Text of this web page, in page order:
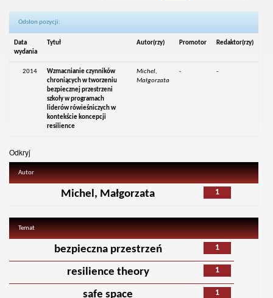
Odsłon pozycji:
Data
wydania
Tytuł Autor(rzy) Promotor Redaktor(rzy)
2014
Wzmacnianie czynników
chroniących w tworzeniu
bezpiecznej przestrzeni
szkoły w programach
liderów rówieśniczych w
kontekście koncepcji
resilience
Michel,
Małgorzata
- -
Odkryj
Autor
1
Michel, Małgorzata
Temat
1
bezpieczna przestrzeń
1
resilience theory
1
safe space